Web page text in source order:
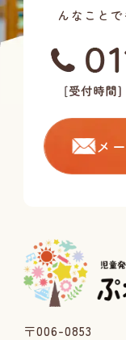
んなことで
メ
〒006-0853